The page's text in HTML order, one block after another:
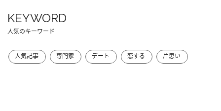
KEYWORD
人気のキーワード
人気記事 専門家 デート 恋する 片思い